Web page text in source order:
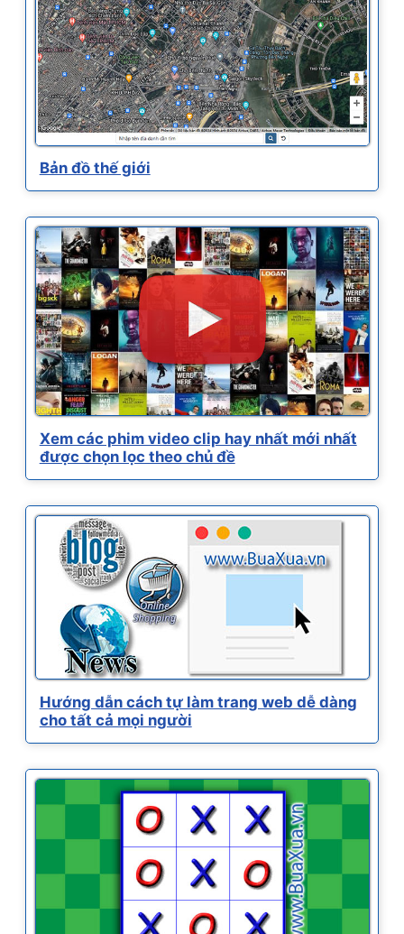
Bản đồ thế giới
Xem các phim video clip hay nhất mới nhất
được chọn lọc theo chủ đề
Hướng dẫn cách tự làm trang web dễ dàng
cho tất cả mọi người